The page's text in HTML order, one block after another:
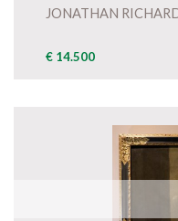
JONATHAN
€ 14.500